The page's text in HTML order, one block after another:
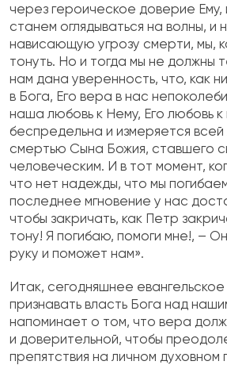
через героическое доверие Ему,
станем оглядываться на волны, и
нависающую угрозу смерти, мы,
тонуть. Но и тогда мы не должны
нам дана уверенность, что, как
в Бога, Его вера в нас
наша любовь к Нему, Его любовь к
беспредельна и измеряется всей
смертью Сына Божия, ставшего
человеческим. И в тот момент,
что нет надежды, что мы
последнее мгновение у нас
чтобы закричать, как Петр
тону! Я погибаю, помоги мне!, –
руку и поможет нам».
Итак, сегодняшнее евангельское
признавать власть Бога над
напоминает о том, что вера
и доверительной, чтобы
препятствия на личном духовном